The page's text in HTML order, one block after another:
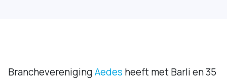
BrancheverenigingAedes heeft met Barli en 35